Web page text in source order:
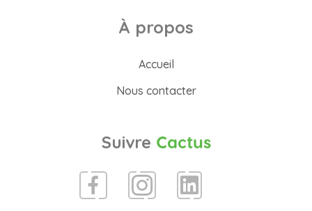
À propos
Accueil
Nous contacter
Suivre Cactus